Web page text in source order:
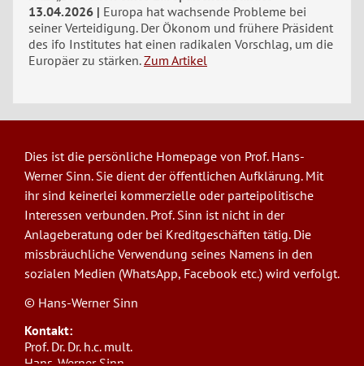
13.04.2026
Europa hat wachsende Probleme bei
seiner Verteidigung. Der Ökonom und frühere Präsident
des ifo Institutes hat einen radikalen Vorschlag, um die
Europäer zu stärken. Zum Artikel
Dies ist die persönliche Homepage von Prof. Hans-
Werner Sinn. Sie dient der öffentlichen Aufklärung. Mit
ihr sind keinerlei kommerzielle oder parteipolitische
Interessen verbunden. Prof. Sinn ist nicht in der
Anlageberatung oder bei Kreditgeschäften tätig. Die
missbräuchliche Verwendung seines Namens in den
sozialen Medien (WhatsApp, Facebook etc.) wird verfolgt.
© Hans-Werner Sinn
Kontakt:
Prof. Dr. Dr. h.c. mult.
Hans-Werner Sinn,